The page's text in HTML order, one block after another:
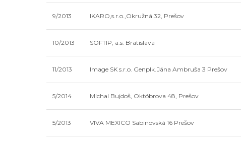
9/2013 IKARO,s.r.o.,Okružná 32, Prešov
10/2013 SOFTIP, a.s. Bratislava
11/2013 Image SK s.r.o. Genplk.Jána Ambruša 3 Prešov
5/2014 Michal Bujdoš, Októbrova 48, Prešov
5/2013 VIVA MEXICO Sabinovská 16 Prešov